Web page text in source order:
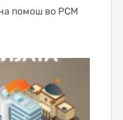
помош во РСМ